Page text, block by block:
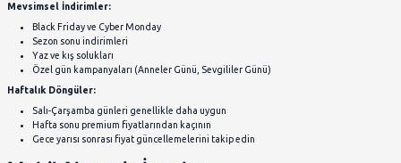
PayPal, iyzico gibi güvenli ödeme sistemlerini kullanın
Banka hesap bilgilerinizi asla paylaşmayın
Dolandırıcılık Türlerini Tanıyın
Phishing E-postalar : Şüpheli linklere tıklamayın